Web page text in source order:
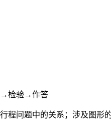
→检验→作答
问题中的关系；涉及图形